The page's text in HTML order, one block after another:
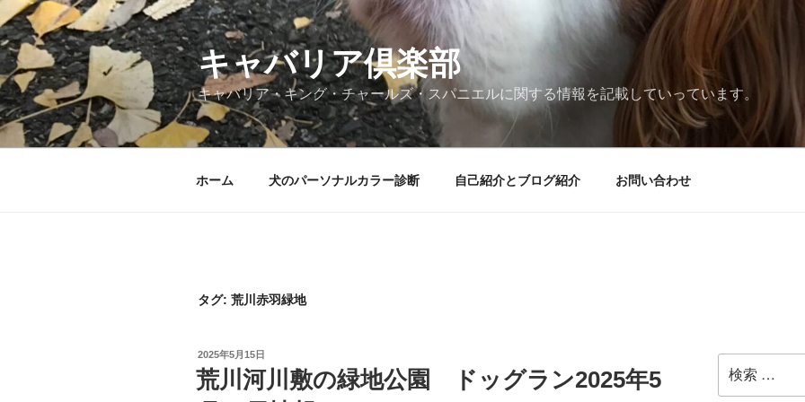
ン
テ
ン
ツ
へ
ス
キャバリア倶楽部
キャバリア・キング・チャールズ・スパニエルに関する情報を記載していっています。
ホーム 犬のパーソナルカラー診断 自己紹介とブログ紹介 お問い合わせ
タグ: 荒川赤羽緑地
投
稿
日:
2025年5月15日
荒川河川敷の緑地公園 ドッグラン2025年5
索: